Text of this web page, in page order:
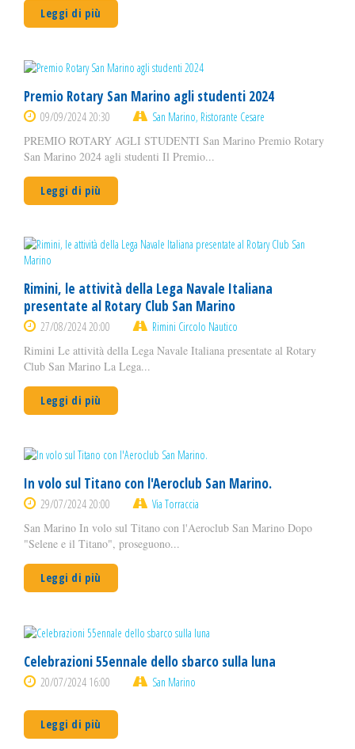
Leggi di più
Premio Rotary San Marino agli studenti 2024
09/09/2024 20:30
San Marino, Ristorante Cesare
PREMIO ROTARY AGLI STUDENTI San Marino Premio Rotary
San Marino 2024 agli studenti Il Premio...
Leggi di più
Rimini, le attività della Lega Navale Italiana
presentate al Rotary Club San Marino
27/08/2024 20:00
Rimini Circolo Nautico
Rimini Le attività della Lega Navale Italiana presentate al Rotary
Club San Marino La Lega...
Leggi di più
In volo sul Titano con l'Aeroclub San Marino.
29/07/2024 20:00
Via Torraccia
San Marino In volo sul Titano con l'Aeroclub San Marino Dopo
"Selene e il Titano", proseguono...
Leggi di più
Celebrazioni 55ennale dello sbarco sulla luna
20/07/2024 16:00 San Marino
Leggi di più